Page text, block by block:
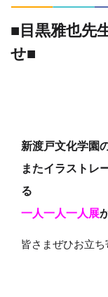
■目黒雅也先
せ■
新渡戸文化学園
またイラストレ
る
一人一人一人展
皆さまぜひお立ち